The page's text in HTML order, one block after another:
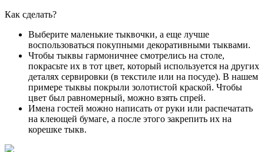
Как сделать?
Выберите маленькие тыквочки, а еще лучше
воспользоваться покупными декоративными тыквами.
Чтобы тыквы гармоничнее смотрелись на столе,
покрасьте их в тот цвет, который используется на других
деталях сервировки (в текстиле или на посуде). В нашем
примере тыквы покрыли золотистой краской. Чтобы
цвет был равномерный, можно взять спрей.
Имена гостей можно написать от руки или распечатать
на клеющей бумаге, а после этого закрепить их на
корешке тыкв.